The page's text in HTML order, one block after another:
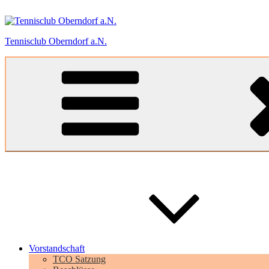
Inhalt
Tennisclub Oberndorf a.N.
Vorstandschaft
TCO Satzung